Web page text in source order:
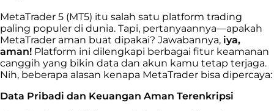
MetaTrader 5 (MT5) itu salah satu platform trading
paling populer di dunia. Tapi, pertanyaannya—apakah
MetaTrader aman buat dipakai? Jawabannya, iya,
aman! Platform ini dilengkapi berbagai fitur keamanan
canggih yang bikin data dan akun kamu tetap terjaga.
Nih, beberapa alasan kenapa MetaTrader bisa dipercaya:
Data Pribadi dan Keuangan Aman Terenkripsi